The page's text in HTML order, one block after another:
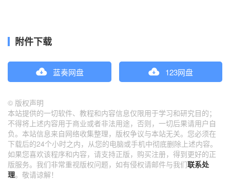
附件下载
蓝奏网盘 123网盘
© 版权声明
本站提供的一切软件、教程和内容信息仅限用于学习和研究目的；
不得将上述内容用于商业或者非法用途，否则，一切后果请用户自
负。本站信息来自网络收集整理，版权争议与本站无关。您必须在
下载后的24个小时之内，从您的电脑或手机中彻底删除上述内容。
如果您喜欢该程序和内容，请支持正版，购买注册，得到更好的正
版服务。我们非常重视版权问题，如有侵权请邮件与我们联系处
理。敬请谅解！